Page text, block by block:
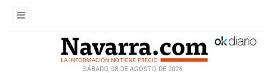
SÁBADO, 08 DE AGOSTO DE 2026